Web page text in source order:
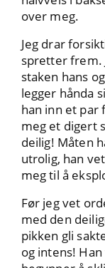
over meg.
Jeg drar
spretter frem.
staken hans
legger hånda
han inn et par
meg et digert
deilig! Måten
utrolig, han
meg til å
Før jeg vet
med den
pikken gli
og intens!